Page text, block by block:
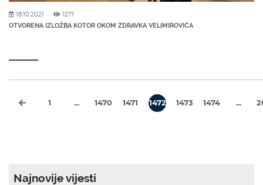
18.10.2021 1271
OTVORENA IZLOŽBA KOTOR OKOM ZDRAVKA VELIMIROVIĆA
1 ... 1470 1471 1472 1473 1474 ...
Najnovije vijesti